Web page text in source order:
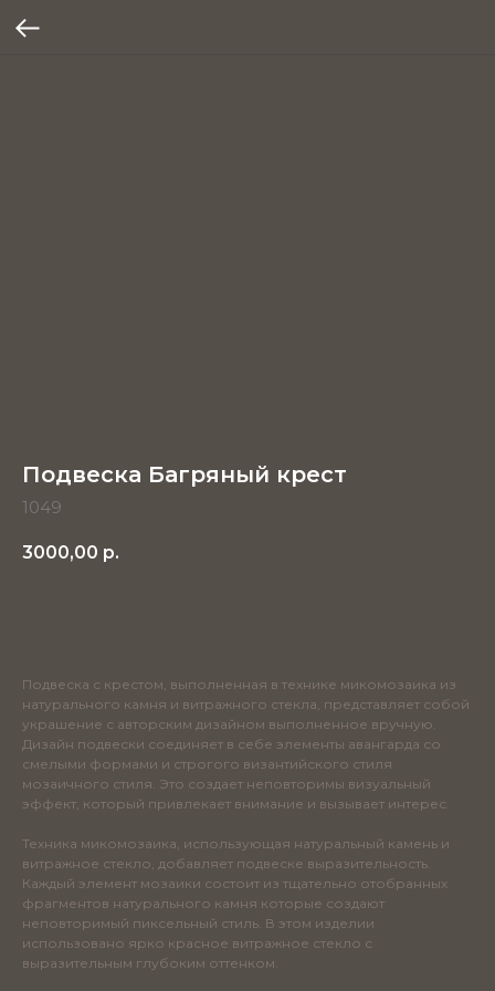
Подвеска Багряный крест
1049
3000,00 р.
Подвеска с крестом, выполненная в технике микомозаика из
натурального камня и витражного стекла, представляет собой
украшение с авторским дизайном выполненное вручную.
Дизайн подвески соединяет в себе элементы авангарда со
смелыми формами и строгого византийского стиля
мозаичного стиля. Это создает неповторимы визуальный
эффект, который привлекает внимание и вызывает интерес.
Техника микомозаика, использующая натуральный камень и
витражное стекло, добавляет подвеске выразительность.
Каждый элемент мозаики состоит из тщательно отобранных
фрагментов натурального камня которые создают
неповторимый пиксельный стиль. В этом изделии
использовано ярко красное витражное стекло с
выразительным глубоким оттенком.